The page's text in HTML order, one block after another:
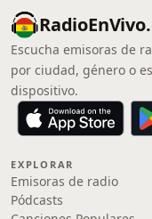
Escucha emisoras de
por ciudad, género o
dispositivo.
EXPLORAR
Emisoras de radio
Pódcasts